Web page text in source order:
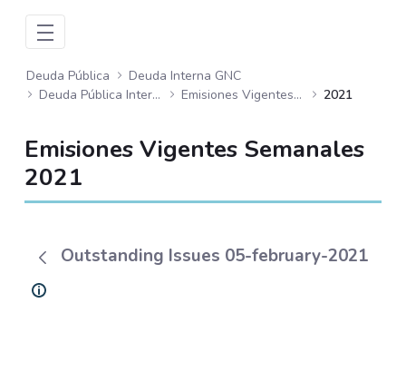
Deuda Pública
Deuda Interna GNC
Deuda Pública Interna GNC
Emisiones Vigentes Semanales 2021
Emisiones Vigentes Semanales
2021
Outstanding Issues 05-february-2021